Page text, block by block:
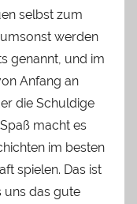
selbst zum
werden
genannt, und im
Anfang an
die Schuldige
macht es
im besten
spielen. Das ist
uns das gute